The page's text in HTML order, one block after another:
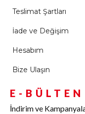
Teslimat Şartları
İade ve Değişim
Hesabım
Bize Ulaşın
E-BÜLTEN
İndirim ve